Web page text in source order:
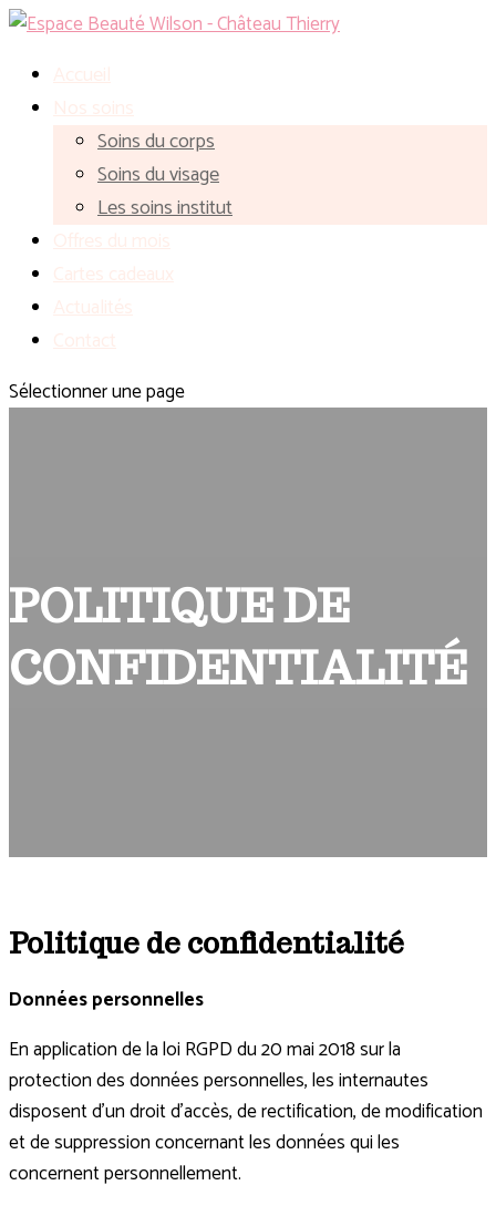
Soins du corps
Soins du visage
Les soins institut
Sélectionner une page
POLITIQUE DE
CONFIDENTIALITÉ
Politique de confidentialité
Données personnelles
En application de la loi RGPD du 20 mai 2018 sur la
protection des données personnelles, les internautes
disposent d’un droit d’accès, de rectification, de modification
et de suppression concernant les données qui les
concernent personnellement.